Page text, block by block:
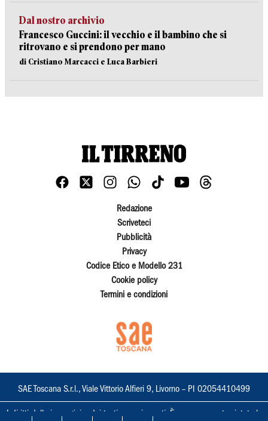
Dal nostro archivio
Francesco Guccini: il vecchio e il bambino che si
ritrovano e si prendono per mano
di Cristiano Marcacci e Luca Barbieri
Redazione
Scriveteci
Pubblicità
Privacy
Codice Etico e Modello 231
Cookie policy
Termini e condizioni
SAE Toscana S.r.l., Viale Vittorio Alfieri 9, Livorno – PI 02054410499
I diritti delle immagini e dei testi sono riservati. È espressamente vietata la